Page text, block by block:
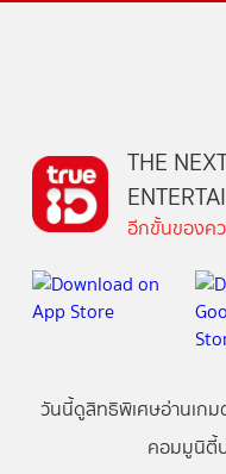
THE
อีกขั้นของค
วันนี้ดูสิทธิพิเศษอ่านเกม
คอมมูนิตี้